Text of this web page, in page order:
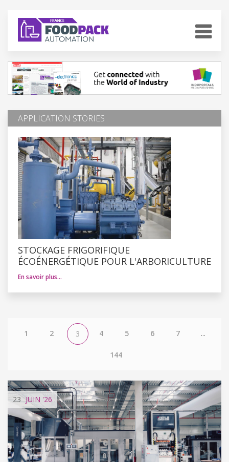
APPLICATION STORIES
STOCKAGE FRIGORIFIQUE
ÉCOÉNERGÉTIQUE POUR L'ARBORICULTURE
En savoir plus…
1 2 3 4 5 6 7 ...
144
23 JUIN '26